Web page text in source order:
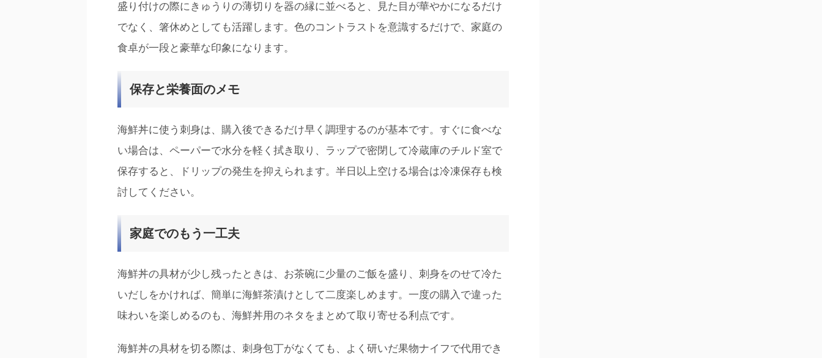
盛り付けの際にきゅうりの薄切りを器の縁に並べると、見た目が華やかになるだけ
でなく、箸休めとしても活躍します。色のコントラストを意識するだけで、家庭の
食卓が一段と豪華な印象になります。
保存と栄養面のメモ
海鮮丼に使う刺身は、購入後できるだけ早く調理するのが基本です。すぐに食べな
い場合は、ペーパーで水分を軽く拭き取り、ラップで密閉して冷蔵庫のチルド室で
保存すると、ドリップの発生を抑えられます。半日以上空ける場合は冷凍保存も検
討してください。
家庭でのもう一工夫
海鮮丼の具材が少し残ったときは、お茶碗に少量のご飯を盛り、刺身をのせて冷た
いだしをかければ、簡単に海鮮茶漬けとして二度楽しめます。一度の購入で違った
味わいを楽しめるのも、海鮮丼用のネタをまとめて取り寄せる利点です。
海鮮丼の具材を切る際は、刺身包丁がなくても、よく研いだ果物ナイフで代用でき